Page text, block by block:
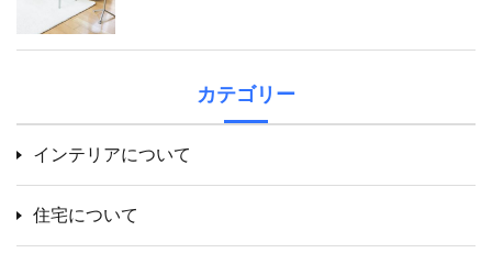
カテゴリー
インテリアについて
住宅について